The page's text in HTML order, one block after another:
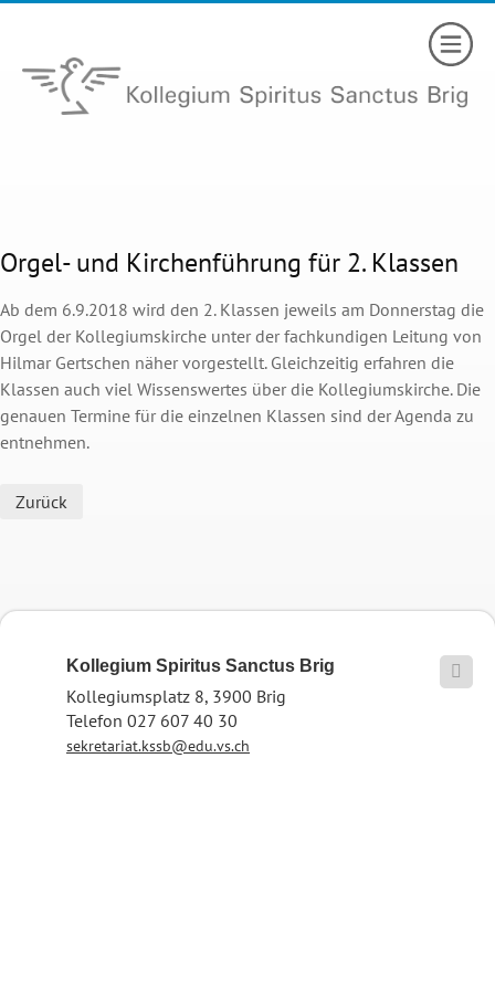
Orgel- und Kirchenführung für 2. Klassen
Ab dem 6.9.2018 wird den 2. Klassen jeweils am Donnerstag die
Orgel der Kollegiumskirche unter der fachkundigen Leitung von
Hilmar Gertschen näher vorgestellt. Gleichzeitig erfahren die
Klassen auch viel Wissenswertes über die Kollegiumskirche. Die
genauen Termine für die einzelnen Klassen sind der Agenda zu
entnehmen.
Zurück
Kollegium Spiritus Sanctus Brig
Kollegiumsplatz 8, 3900 Brig
Telefon 027 607 40 30
sekretariat.kssb@edu.vs.ch
